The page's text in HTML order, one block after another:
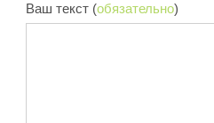
Ваш текст (обязательно)